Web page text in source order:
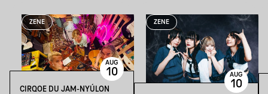
ZENE
CIRQOE DU JAM-NYÚLON
AUG
10
ZENE
AUG
10